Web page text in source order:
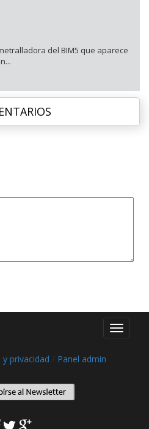
del BIM5 que aparece
Toggle
privacidad
Panel admin